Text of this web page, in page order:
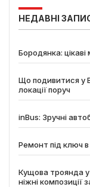
НЕДАВНІ
Бородянка: цікаві
Що подивитися у
локації поруч
inBus: Зручні
Ремонт під ключ
Кущова троянда у
ніжні композиції